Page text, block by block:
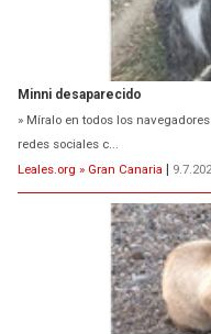
Minni desaparecido
» Míralo en todos los
redes sociales c...
Leales.org » Gran Canaria |